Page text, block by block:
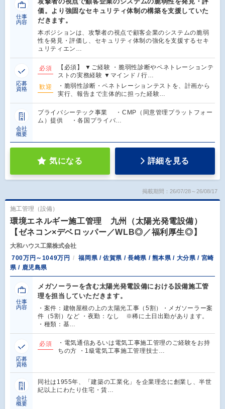
仕事
内容
価。より強固なセキュリティ体制の構築を支援していた
だきます。
本ポジションは、攻撃者の視点で顧客企業のシステムの脆弱
性を発見・評価し、セキュリティ体制の強化を支援するセキ
ュリティエン…
応募
資格
必須
【必須】 ▼ご経験 ・脆弱性診断やペネトレーションテ
ストの実務経験 ▼マインド / 行…
歓迎
・脆弱性診断・ペネトレーションテストを、計画から
実行、報告まで主体的に担った経験…
会社
概要
プライバシーテック事業 ・CMP（同意管理プラットフォー
ム）提供 ・各国プライバ…
気になる 詳細を見る
掲載期間：26/07/28～26/08/17
施工管理（設備）
環境エネルギー施工管理 九州（太陽光発電設備）
【ゼネコン×デベロッパー／WLB◎／福利厚生◎】
大和ハウス工業株式会社
700万円～1049万円
福岡県 / 佐賀県 / 長崎県 / 熊本県 / 大分県 / 宮崎
県 / 鹿児島県
仕事
内容
メガソーラーを含む太陽光発電設備における設備施工管
理を担当していただきます。
・案件：建物屋根の上の太陽光工事（5割）・メガソーラー案
件（5割）など ・夜勤：なし ※稀に土日出勤があります。
・種類：基…
応募
資格
必須
・電気通信あるいは電気工事施工管理のご経験をお持
ちの方 ・1級電気工事施工管理技士…
会社
概要
同社は1955年、「建築の工業化」を企業理念に創業し、半世
紀以上にわたり住宅・賃…